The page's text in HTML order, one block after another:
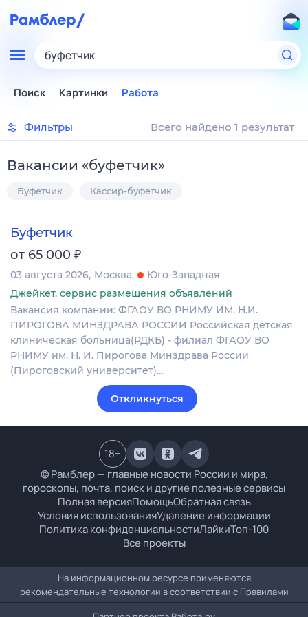
буфетчик
Поиск Картинки Работа
Фильтры Всего найдено 1 результат
Вакансии «буфетчик»
Буфетчик Кассир-буфетчик
Буфетчик
от 65 000 ₽
03 августа 2026 Москва
Юго-Западная
Джейкет, сервис размещения объявлений
Вакансия компании: ФГАОУ ВО РНИМУ ИМ. Н.И.
ПИРОГОВА МИНЗДРАВА РОССИИ Российская детская
клиническая больница(РДКБ) - филиал ФГАОУ ВО
РНИМУ им. Н. И. Пирогова Минздрава России
(Пироговский университет)…
Откликнуться
© Рамблер — главные новости России и мира,
гороскопы, почта, поиск и другие полезные сервисы
Полная версияПомощьОбратная связь
Условия использованияУдаление информации
Политика конфиденциальностиЛайкиТоп-100
Все проекты
18+
На информационном ресурсе применяются
рекомендательные технологии в соответствии с Правилами